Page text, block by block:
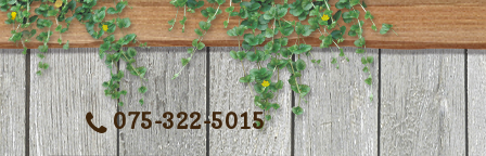
075-322-5015